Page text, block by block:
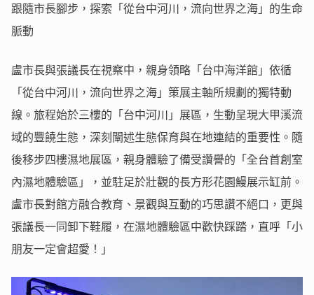
跟隨市長腳步，探索「從台中河川，流向世界之海」的生命
脈動
盧市長與張議長在視察中，親身領略「台中海洋館」依循
「從台中河川，流向世界之海」策展主軸所規劃的獨特動
線。旅程始於三樓的「台中河川」展區，生動呈現大甲溪流
域的豐饒生態，深刻闡述生態保育與在地連結的重要性。隨
後移步四樓濕地展區，親身體驗了備受讚譽的「全台首創室
內濕地體驗區」，並駐足於壯觀的長方形花園鰻展示缸前。
盧市長對館方融合教育、景觀與互動的巧思讚不絕口，更與
張議長一同卸下鞋履，在濕地體驗區中歡快踩踏，直呼「小
朋友一定會超愛！」